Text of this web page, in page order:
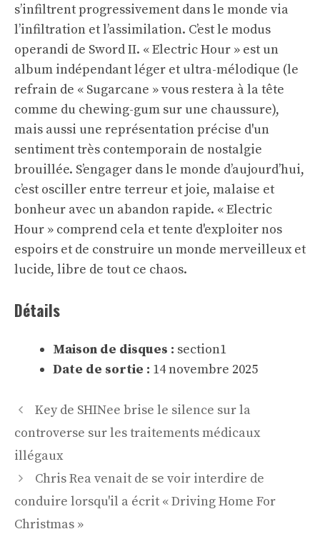
s’infiltrent progressivement dans le monde via
l’infiltration et l’assimilation. C’est le modus
operandi de Sword II. « Electric Hour » est un
album indépendant léger et ultra-mélodique (le
refrain de « Sugarcane » vous restera à la tête
comme du chewing-gum sur une chaussure),
mais aussi une représentation précise d'un
sentiment très contemporain de nostalgie
brouillée. S’engager dans le monde d’aujourd’hui,
c’est osciller entre terreur et joie, malaise et
bonheur avec un abandon rapide. « Electric
Hour » comprend cela et tente d'exploiter nos
espoirs et de construire un monde merveilleux et
lucide, libre de tout ce chaos.
Détails
Maison de disques : section1
Date de sortie : 14 novembre 2025
Navigation
des
articles
Key de SHINee brise le silence sur la
controverse sur les traitements médicaux
illégaux
Chris Rea venait de se voir interdire de
conduire lorsqu'il a écrit « Driving Home For
Christmas »